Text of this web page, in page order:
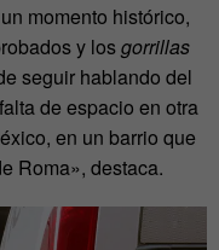
momento histórico,
y losgorrillas
seguir hablando del
de espacio en otra
en un barrio que
Roma», destaca.